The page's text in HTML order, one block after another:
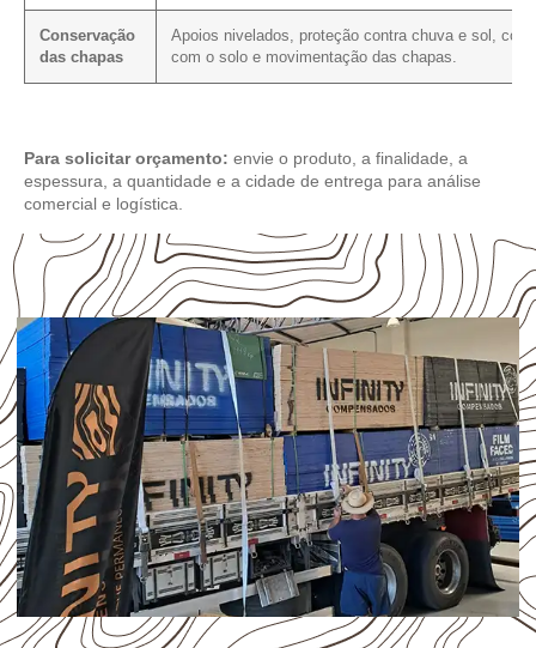
Conservação
das chapas
Apoios nivelados, proteção contra chuva e sol,
com o solo e movimentação das chapas.
Para solicitar orçamento: envie o produto, a finalidade, a
espessura, a quantidade e a cidade de entrega para análise
comercial e logística.